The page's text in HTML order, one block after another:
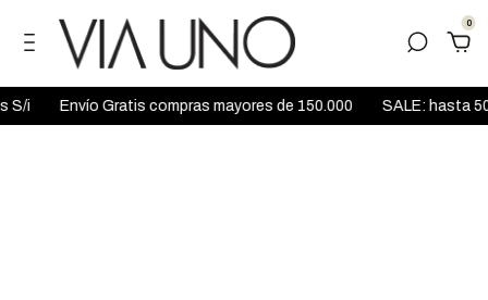
0
Envío Gratis compras mayores de 150.000 SALE: hasta